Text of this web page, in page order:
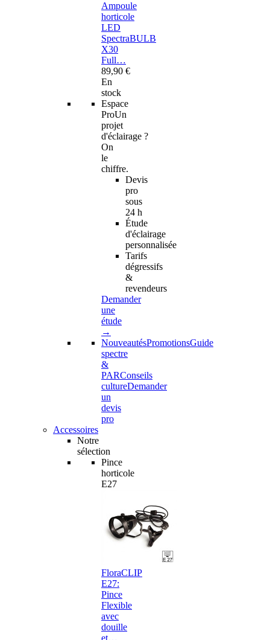
Ampoule
horticole
LED
SpectraBULB
X30
Full…
89,90 €
En
stock
Espace
ProUn
projet
d'éclairage ?
On
le
chiffre.
Devis
pro
sous
24 h
Étude
d'éclairage
personnalisée
Tarifs
dégressifs
&
revendeurs
Demander
une
étude
→
NouveautésPromotionsGuide
spectre
&
PARConseils
cultureDemander
un
devis
pro
Accessoires
Notre
sélection
Pince
horticole
E27
FloraCLIP
E27:
Pince
Flexible
avec
douille
et…